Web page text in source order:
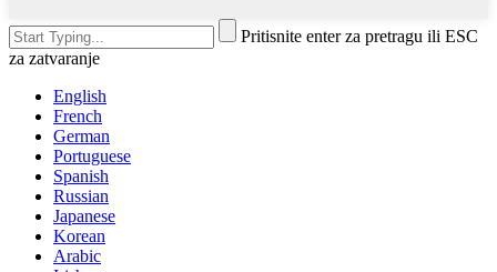
Pritisnite enter za pretragu ili ESC
za zatvaranje
English
French
German
Portuguese
Spanish
Russian
Japanese
Korean
Arabic